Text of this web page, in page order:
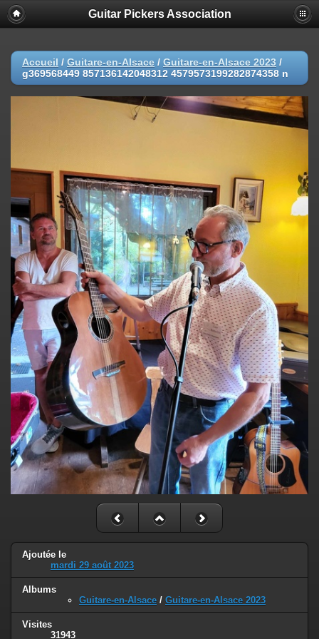
Guitar Pickers Association
Accueil / Guitare-en-Alsace / Guitare-en-Alsace 2023 /
g369568449 857136142048312 4579573199282874358 n
Ajoutée le
mardi 29 août 2023
Albums
Guitare-en-Alsace / Guitare-en-Alsace 2023
Visites
31943